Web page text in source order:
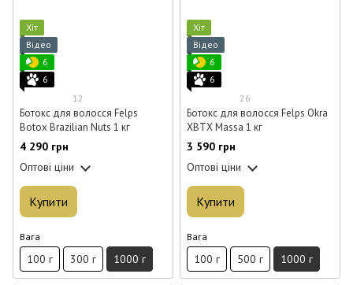
Хіт
Відео
6
6
12
Ботокс для волосся Felps
Botox Brazilian Nuts 1 кг
4 290 грн
Оптові ціни
Купити
Вага
100 г 300 г 1000 г
Хіт
Відео
6
6
26
Ботокс для волосся Felps Okra
XBTX Massa 1 кг
3 590 грн
Оптові ціни
Купити
Вага
100 г 500 г 1000 г